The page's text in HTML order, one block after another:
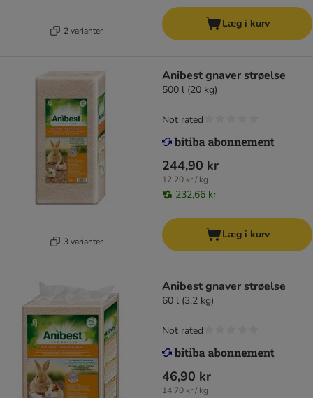
2 varianter
Læg i kurv
3 varianter
Anibest gnaver strøelse
500 l (20 kg)
244,90 kr
12,20 kr / kg
232,66 kr
Not rated
Læg i kurv
Anibest gnaver strøelse
60 l (3,2 kg)
46,90 kr
14,70 kr / kg
Not rated